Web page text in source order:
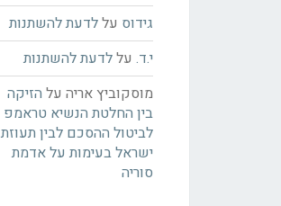
גידוס עללדעת להשתנות
י.ד. עללדעת להשתנות
מוסקוביץ אריה על הזיקה
בין החלטת הנשיא טראמפ
לביטול ההסכם לבין תעוזת
ישראל בעימות על אדמת
סוריה